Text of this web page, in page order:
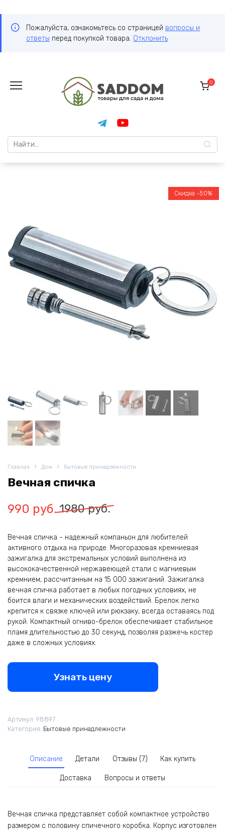
Пожалуйста, ознакомьтесь со страницей вопросы и
ответы перед покупкой товара. Отклонить
содержанию
Search
for:
0
Скидка -50%
Главная Дом Бытовые принадлежности
Вечная спичка
1980руб.
Первоначальная
составляла
1980
руб..
990 руб.
Текущая
990
руб..
Вечная спичка - надежный компаньон для любителей
активного отдыха на природе. Многоразовая кремниевая
зажигалка для экстремальных условий выполнена из
высококачественной нержавеющей стали с магниевым
кремнием, рассчитанным на 15 000 зажиганий. Зажигалка
вечная спичка работает в любых погодных условиях, не
боится влаги и механических воздействий. Брелок легко
крепится к связке ключей или рюкзаку, всегда оставаясь под
рукой. Компактный огниво-брелок обеспечивает стабильное
пламя длительностью до 30 секунд, позволяя разжечь костер
даже в сложных условиях.
Узнать цену
Артикул: 98897
Категория: Бытовые принадлежности
Описание Детали Отзывы (7) Как купить
Доставка Вопросы и ответы
Вечная спичка представляет собой компактное устройство
размером с половину спичечного коробка. Корпус изготовлен